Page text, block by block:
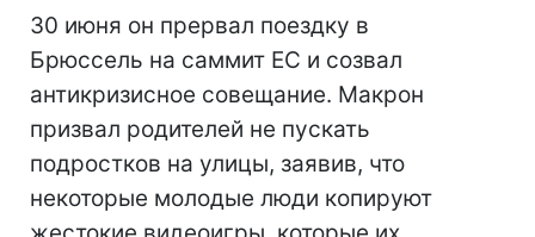
30 июня он прервал поездку в
Брюссель на саммит ЕС и созвал
антикризисное совещание. Макрон
призвал родителей не пускать
подростков на улицы, заявив, что
некоторые молодые люди копируют